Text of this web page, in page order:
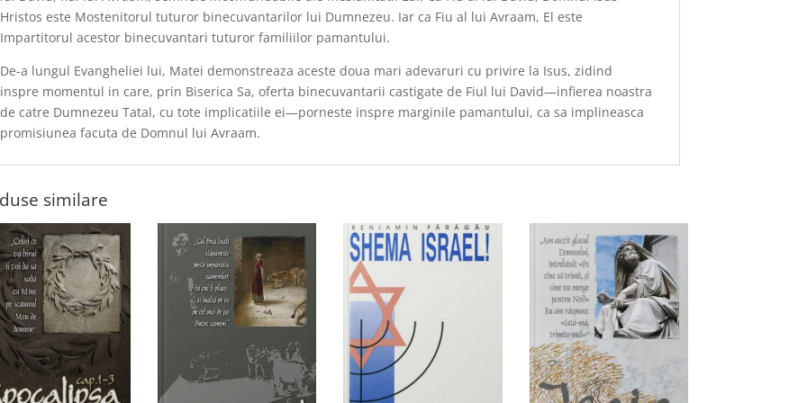
Hristos este Mostenitorul tuturor binecuvantarilor lui Dumnezeu. Iar ca Fiu al lui Avraam, El este
Impartitorul acestor binecuvantari tuturor familiilor pamantului.
De-a lungul Evangheliei lui, Matei demonstreaza aceste doua mari adevaruri cu privire la Isus, zidind
inspre momentul in care, prin Biserica Sa, oferta binecuvantarii castigate de Fiul lui David—infierea noastra
de catre Dumnezeu Tatal, cu tote implicatiile ei—porneste inspre marginile pamantului, ca sa implineasca
promisiunea facuta de Domnul lui Avraam.
similare